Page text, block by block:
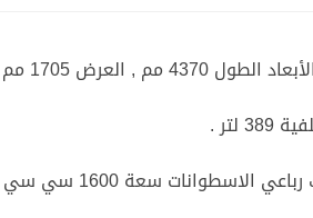
1705 مم , الارتفاع 1455 مم .
لتر .
الاسطوانات سعة 1600 سي سي .